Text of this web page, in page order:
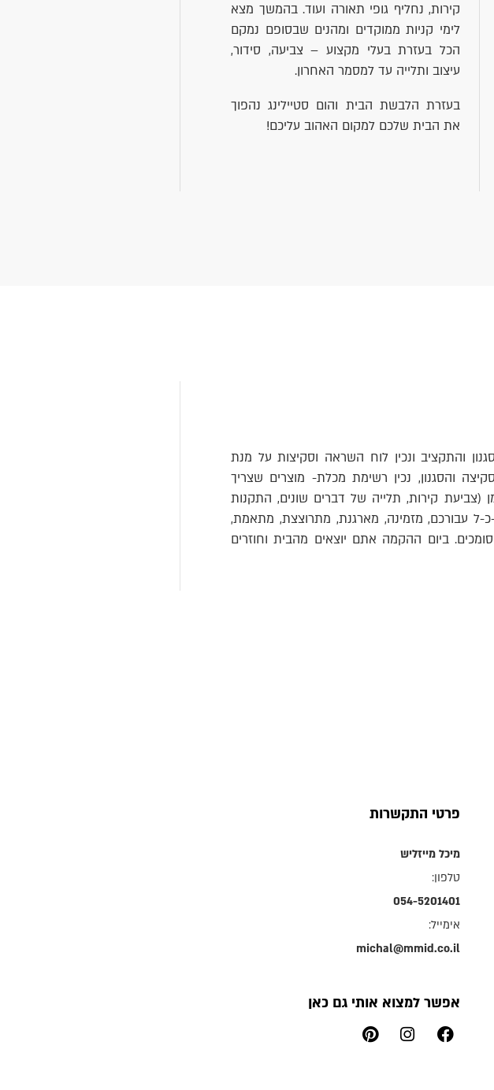
קירות, נחליף גופי תאורה ועוד. בהמשך מצא
לימי קניות ממוקדים ומהנים שבסופם נמקם
הכל בעזרת בעלי מקצוע – צביעה, סידור,
עיצוב ותלייה עד למסמר האחרון.
בעזרת הלבשת הבית והום סטיילינג נהפוך
את הבית שלכם למקום האהוב עליכם!
והתקציב ונכין לוח השראה וסקיצות על מנת
והסגנון, נכין רשימת מכלת- מוצרים שצריך
(צביעת קירות, תלייה של דברים שונים, התקנות
כ-ל עבורכם, מזמינה, מארגנת, מתרוצצת, מתאמת,
ביום ההקמה אתם יוצאים מהבית וחוזרים
פרטי התקשרות
מיכל מייזליש
טלפון:
054-5201401
אימייל:
michal@mmid.co.il
אפשר למצוא אותי גם כאן
F
a
I
n
P
i